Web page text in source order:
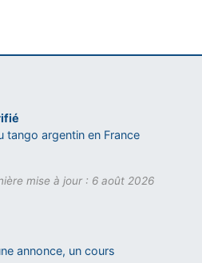
tango argentin en France
mise à jour : 6 août 2026
annonce, un cours